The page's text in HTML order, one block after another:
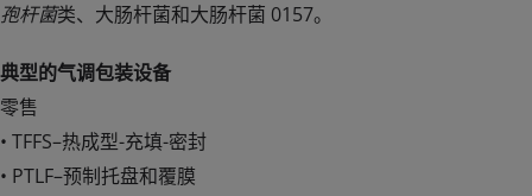
孢杆菌类、大肠杆菌和大肠杆菌 0157。
典型的气调包装设备
零售
• TFFS–热成型-充填-密封
• PTLF–预制托盘和覆膜